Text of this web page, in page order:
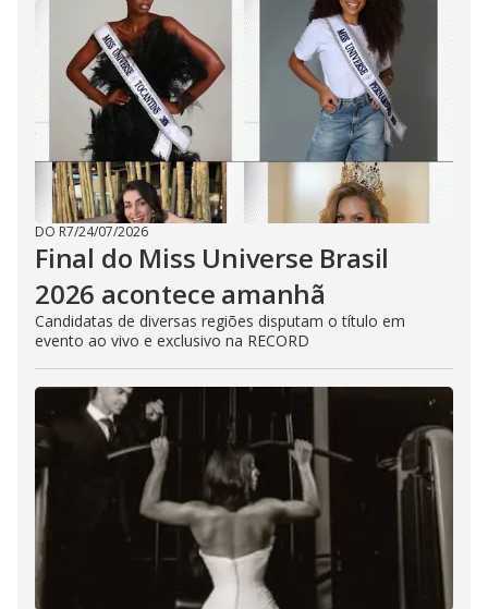
DO R7/24/07/2026
Final do Miss Universe Brasil
2026 acontece amanhã
Candidatas de diversas regiões disputam o título em
evento ao vivo e exclusivo na RECORD